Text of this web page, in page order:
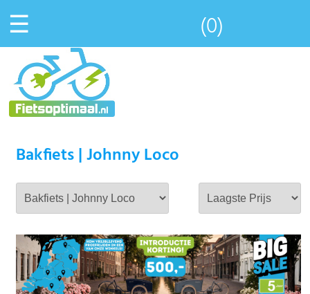
☰ (0)
Bakfiets | Johnny Loco